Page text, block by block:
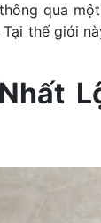
qua
thế giới